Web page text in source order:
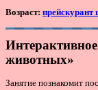
Возраст: прейскурант
животных»
Занятие познакомит